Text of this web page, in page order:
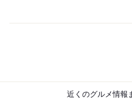
近くのグルメ情報